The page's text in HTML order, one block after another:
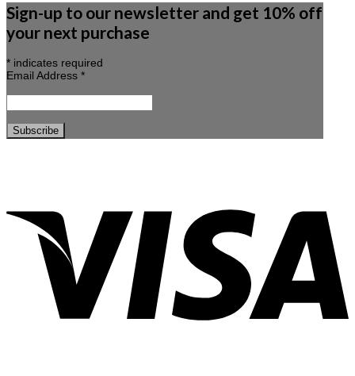
Sign-up to our newsletter and get 10% off
your next purchase
* indicates required
Email Address *